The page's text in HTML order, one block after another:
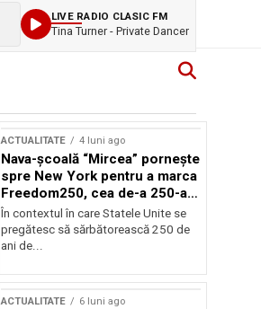
LIVE RADIO CLASIC FM
Tina Turner - Private Dancer
ACTUALITATE 4 luni ago
Nava-școală “Mircea” pornește
spre New York pentru a marca
Freedom250, cea de-a 250-a
aniversare a Statelor Unite
În contextul în care Statele Unite se
pregătesc să sărbătorească 250 de
ani de...
ACTUALITATE 6 luni ago